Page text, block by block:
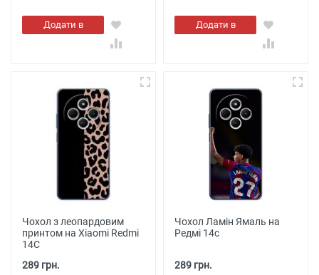
Додати в
кошик
Додати в
кошик
Чохол з леопардовим
принтом на Xiaomi Redmi
14C
289 грн.
Чохол Ламін Ямаль на
Редмі 14с
289 грн.